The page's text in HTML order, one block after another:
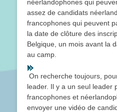
néerlandophones qui
assez de candidats
francophones qui peuvent
la date de clôture des
Belgique, un mois avant la
au camp.
On recherche toujours,
leader. Il y a un seul leader
francophones et
envoyer une vidéo de